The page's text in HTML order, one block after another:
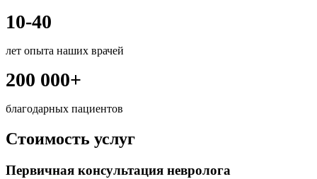
10-40
лет опыта наших врачей
200 000+
благодарных пациентов
Стоимость услуг
Первичная консультация невролога